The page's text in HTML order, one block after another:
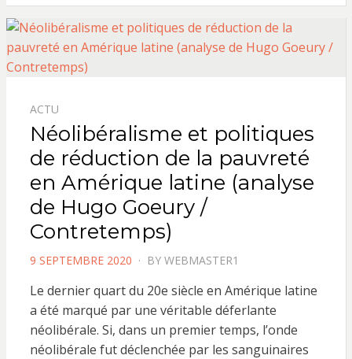
ACTU
Néolibéralisme et politiques
de réduction de la pauvreté
en Amérique latine (analyse
de Hugo Goeury /
Contretemps)
POSTED
9 SEPTEMBRE 2020 BY WEBMASTER1
Le dernier quart du 20e siècle en Amérique latine
a été marqué par une véritable déferlante
néolibérale. Si, dans un premier temps, l’onde
néolibérale fut déclenchée par les sanguinaires